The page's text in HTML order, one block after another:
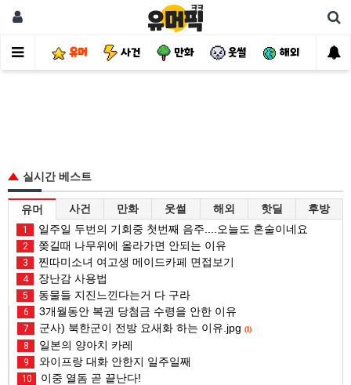
유머 사건 만화 웃썰 해외 핫
실시간 베스트
유머 사건 만화 웃썰 해외 핫딜 후방
1 일주일 두번의 기회중 첫번째 음주....오늘도 혼술이네요
2 쫒길때 나무위에 올라가면 안되는 이유
3 찐따미소녀 여고생 메이드카페 면접보기
4 장난감 사용법
5 동물들 지진느낀다는거 다 구라
6 3개월동안 복권 당첨금 수령을 안한 이유
7 군사) 북한군이 전방 요새화 하는 이유.jpg (1)
8 일본의 양아치 카레
9 와이프랑 대화 안한지 일주일째
10 이중 열돔 곧 끝난다!